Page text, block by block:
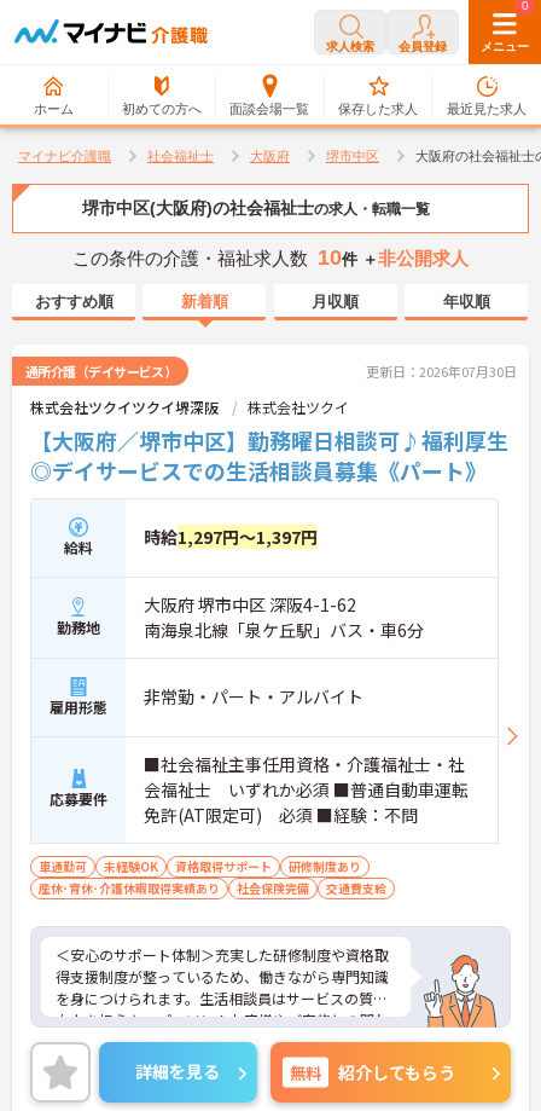
求人検索 会員登録 メニュー
ホーム 初めての方へ 面談会場一覧
0
保存した求人
0
最近見た求人
マイナビ介護職 社会福祉士 大阪府 堺市中区 大阪府の社会福祉士
堺市中区(大阪府)の社会福祉士の求人・転職一覧
この条件の介護・福祉求人数 10件 ＋非公開求人
おすすめ順 新着順 月収順 年収順
通所介護（デイサービス） 更新日：2026年07月30日
株式会社ツクイツクイ堺深阪 株式会社ツクイ
【大阪府／堺市中区】勤務曜日相談可♪福利厚生
◎デイサービスでの生活相談員募集《パート》
給料 時給1,297円～1,397円
勤務地
大阪府 堺市中区 深阪4-1-62
南海泉北線「泉ケ丘駅」バス・車6分
雇用形態 非常勤・パート・アルバイト
応募要件
■社会福祉主事任用資格・介護福祉士・社
会福祉士 いずれか必須 ■普通自動車運転
免許(AT限定可) 必須 ■経験：不問
車通勤可 未経験OK 資格取得サポート
研修制度あり
産休･育休･介護休暇取得実績あり
社会保険完備 交通費支給
＜安心のサポート体制＞充実した研修制度や資格取
得支援制度が整っているため、働きながら専門知識
を身につけられます。生活相談員はサービスの質の
向上を担うキーパーソン！お客様やご家族との関わ
りを通じて、自分自身の人間性も磨いていけるやり
がいのあるお仕事です。
＜夜勤なしでプライベートも充実！柔軟な働き方＞
勤務曜日は相談可能♪ライフスタイルに合わせた働
詳細を見る 無料 紹介してもらう